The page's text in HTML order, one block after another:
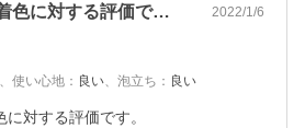
評価の『良い』は着色に対する評価です。… 2022/1/6
、 使い心地 ： 良い、 泡立ち ： 良い
対する評価です。